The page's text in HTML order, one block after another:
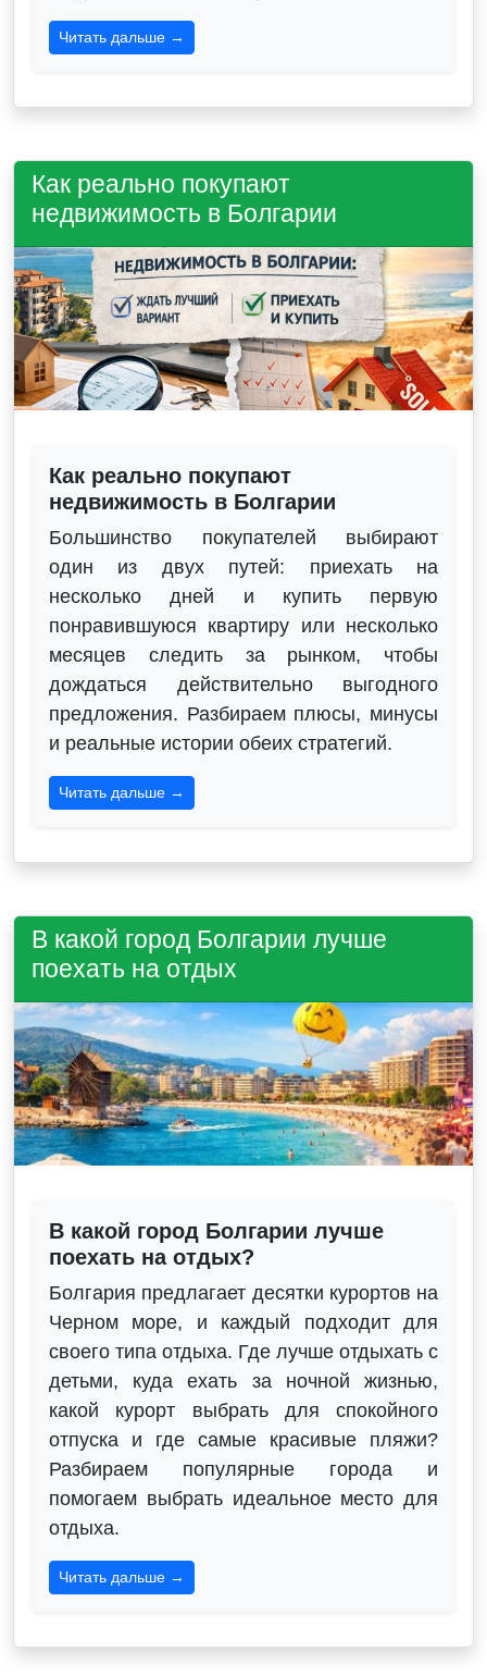
Читать дальше →
Как реально покупают
недвижимость в Болгарии
Как реально покупают
недвижимость в Болгарии
Большинство покупателей выбирают
один из двух путей: приехать на
несколько дней и купить первую
понравившуюся квартиру или несколько
месяцев следить за рынком, чтобы
дождаться действительно выгодного
предложения. Разбираем плюсы, минусы
и реальные истории обеих стратегий.
Читать дальше →
В какой город Болгарии лучше
поехать на отдых
В какой город Болгарии лучше
поехать на отдых?
Болгария предлагает десятки курортов на
Черном море, и каждый подходит для
своего типа отдыха. Где лучше отдыхать с
детьми, куда ехать за ночной жизнью,
какой курорт выбрать для спокойного
отпуска и где самые красивые пляжи?
Разбираем популярные города и
помогаем выбрать идеальное место для
отдыха.
Читать дальше →